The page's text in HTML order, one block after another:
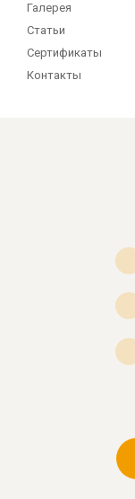
Галерея
Статьи
Сертификаты
Контакты